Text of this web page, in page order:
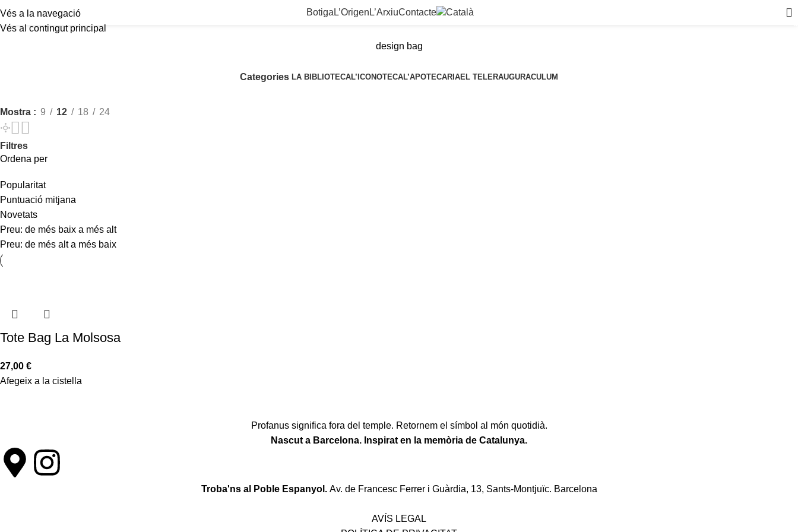
Vés a la navegació
Vés al contingut principal
Botiga L’Origen L’ArxiuContacte
design bag
Categories LA BIBLIOTECAL’ICONOTECAL’APOTECARIAEL TELERAUGURACULUM
Mostra 9 12 18 24
Filtres
Ordena per
Popularitat
Puntuació mitjana
Novetats
Preu: de més baix a més alt
Preu: de més alt a més baix
Tote Bag La Molsosa
27,00 €
Afegeix a la cistella
Profanus significa fora del temple. Retornem el símbol al món quotidià.
Nascut a Barcelona. Inspirat en la memòria de Catalunya.
Troba'ns al Poble Espanyol. Av. de Francesc Ferrer i Guàrdia, 13, Sants-Montjuïc. Barcelona
AVÍS LEGAL